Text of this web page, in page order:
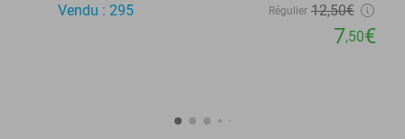
Vendu : 295 Régulier 12,50€
7,50€